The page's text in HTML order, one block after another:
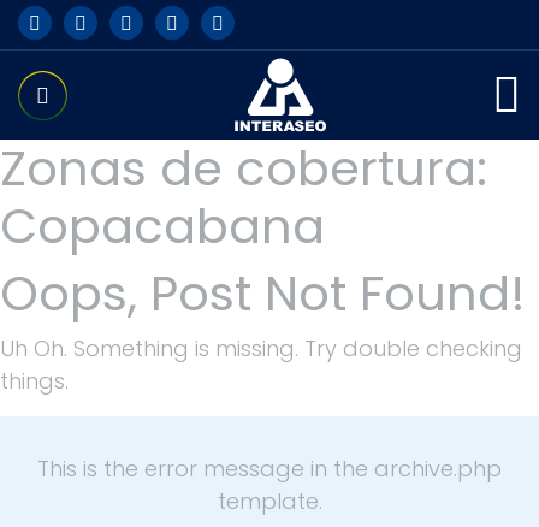
Zonas de cobertura:
Copacabana
Oops, Post Not Found!
Uh Oh. Something is missing. Try double checking
things.
This is the error message in the archive.php
template.